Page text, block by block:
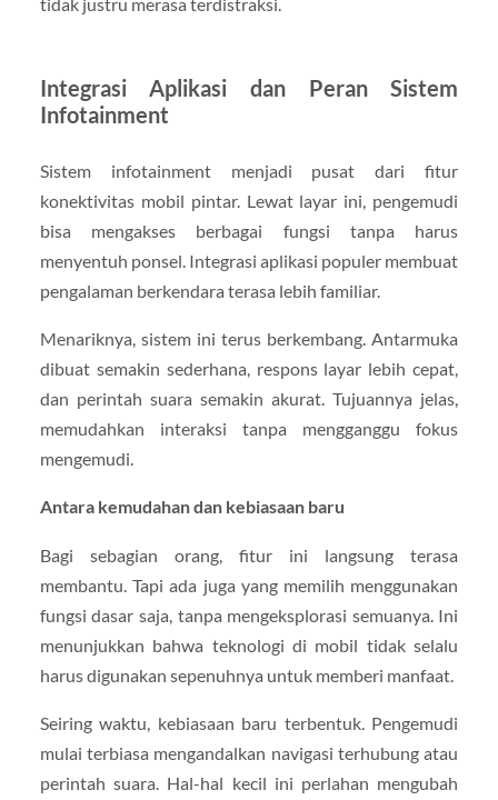
Integrasi Aplikasi dan Peran Sistem
Infotainment
Sistem infotainment menjadi pusat dari fitur
konektivitas mobil pintar. Lewat layar ini, pengemudi
bisa mengakses berbagai fungsi tanpa harus
menyentuh ponsel. Integrasi aplikasi populer membuat
pengalaman berkendara terasa lebih familiar.
Menariknya, sistem ini terus berkembang. Antarmuka
dibuat semakin sederhana, respons layar lebih cepat,
dan perintah suara semakin akurat. Tujuannya jelas,
memudahkan interaksi tanpa mengganggu fokus
mengemudi.
Antara kemudahan dan kebiasaan baru
Bagi sebagian orang, fitur ini langsung terasa
membantu. Tapi ada juga yang memilih menggunakan
fungsi dasar saja, tanpa mengeksplorasi semuanya. Ini
menunjukkan bahwa teknologi di mobil tidak selalu
harus digunakan sepenuhnya untuk memberi manfaat.
Seiring waktu, kebiasaan baru terbentuk. Pengemudi
mulai terbiasa mengandalkan navigasi terhubung atau
perintah suara. Hal-hal kecil ini perlahan mengubah